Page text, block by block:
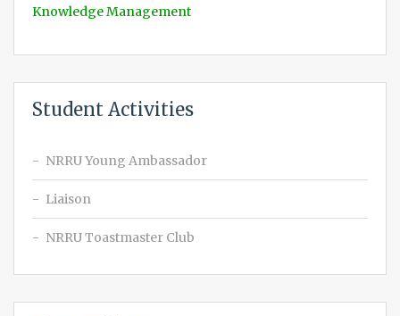
Knowledge Management
Student Activities
NRRU Young Ambassador
Liaison
NRRU Toastmaster Club